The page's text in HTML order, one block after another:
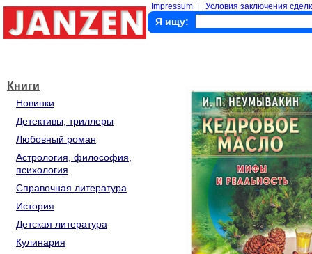
Impressum Условия заключения
Я ищу:
Книги
Новинки
Детективы, триллеры
Любовный роман
Астрология, философия,
психология
Справочная литература
История
Детская литература
Кулинария